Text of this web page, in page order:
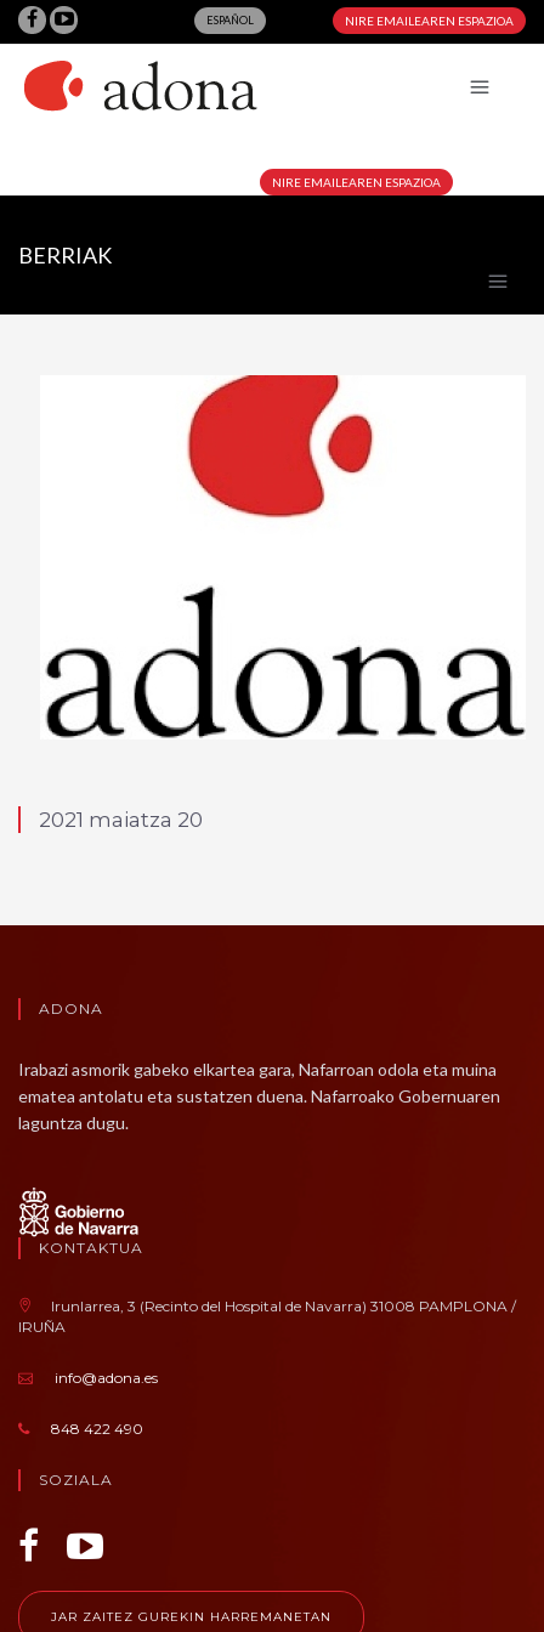
ESPAÑOL NIRE EMAILEAREN ESPAZIOA
NIRE EMAILEAREN ESPAZIOA
BERRIAK
2021 maiatza 20
ADONA
Irabazi asmorik gabeko elkartea gara, Nafarroan odola eta muina
ematea antolatu eta sustatzen duena. Nafarroako Gobernuaren
laguntza dugu.
KONTAKTUA
Irunlarrea, 3 (Recinto del Hospital de Navarra) 31008 PAMPLONA /
IRUÑA
info@adona.es
848 422 490
SOZIALA
JAR ZAITEZ GUREKIN HARREMANETAN